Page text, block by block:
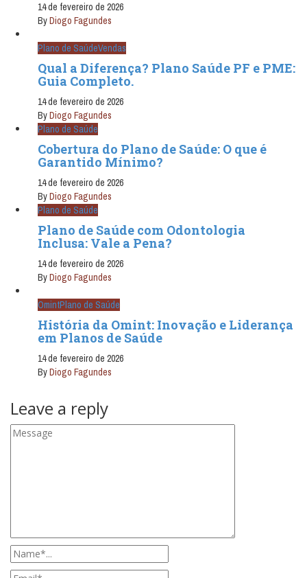
14 de fevereiro de 2026
ByDiogo Fagundes
Plano de SaúdeVendas
Qual a Diferença? Plano Saúde PF e PME:
Guia Completo.
14 de fevereiro de 2026
ByDiogo Fagundes
Plano de Saúde
Cobertura do Plano de Saúde: O que é
Garantido Mínimo?
14 de fevereiro de 2026
ByDiogo Fagundes
Plano de Saúde
Plano de Saúde com Odontologia
Inclusa: Vale a Pena?
14 de fevereiro de 2026
ByDiogo Fagundes
OmintPlano de Saúde
História da Omint: Inovação e Liderança
em Planos de Saúde
14 de fevereiro de 2026
ByDiogo Fagundes
Leave a reply